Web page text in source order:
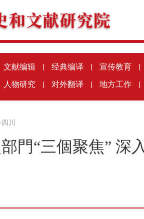
文献编辑 | 经典编译 | 宣传教育 |
人物研究 | 对外翻译 | 地方工作 |
四川
門“三個聚焦” 深